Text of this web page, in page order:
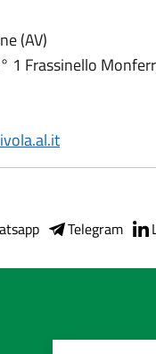
(AV)
1 Frassinello
Telegram